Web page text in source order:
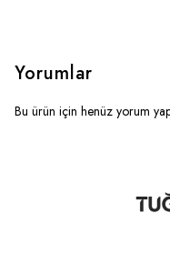
Yorumlar
Bu ürün için henüz yorum